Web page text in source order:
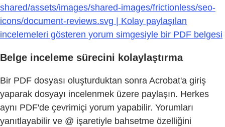
shared/assets/images/shared-images/frictionless/seo-
icons/document-reviews.svg | Kolay paylaşılan
incelemeleri gösteren yorum simgesiyle bir PDF belgesi
Belge inceleme sürecini kolaylaştırma
Bir PDF dosyası oluşturduktan sonra Acrobat'a giriş
yaparak dosyayı incelenmek üzere paylaşın. Herkes
aynı PDF'de çevrimiçi yorum yapabilir. Yorumları
yanıtlayabilir ve @ işaretiyle bahsetme özelliğini